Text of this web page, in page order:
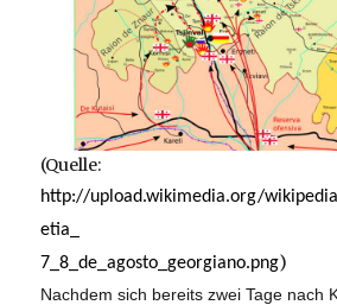
(Quelle:
http://upload.wikimedia.org/
etia_
7_8_de_agosto_georgiano.png)
Nachdem sich bereits zwei Tage nach